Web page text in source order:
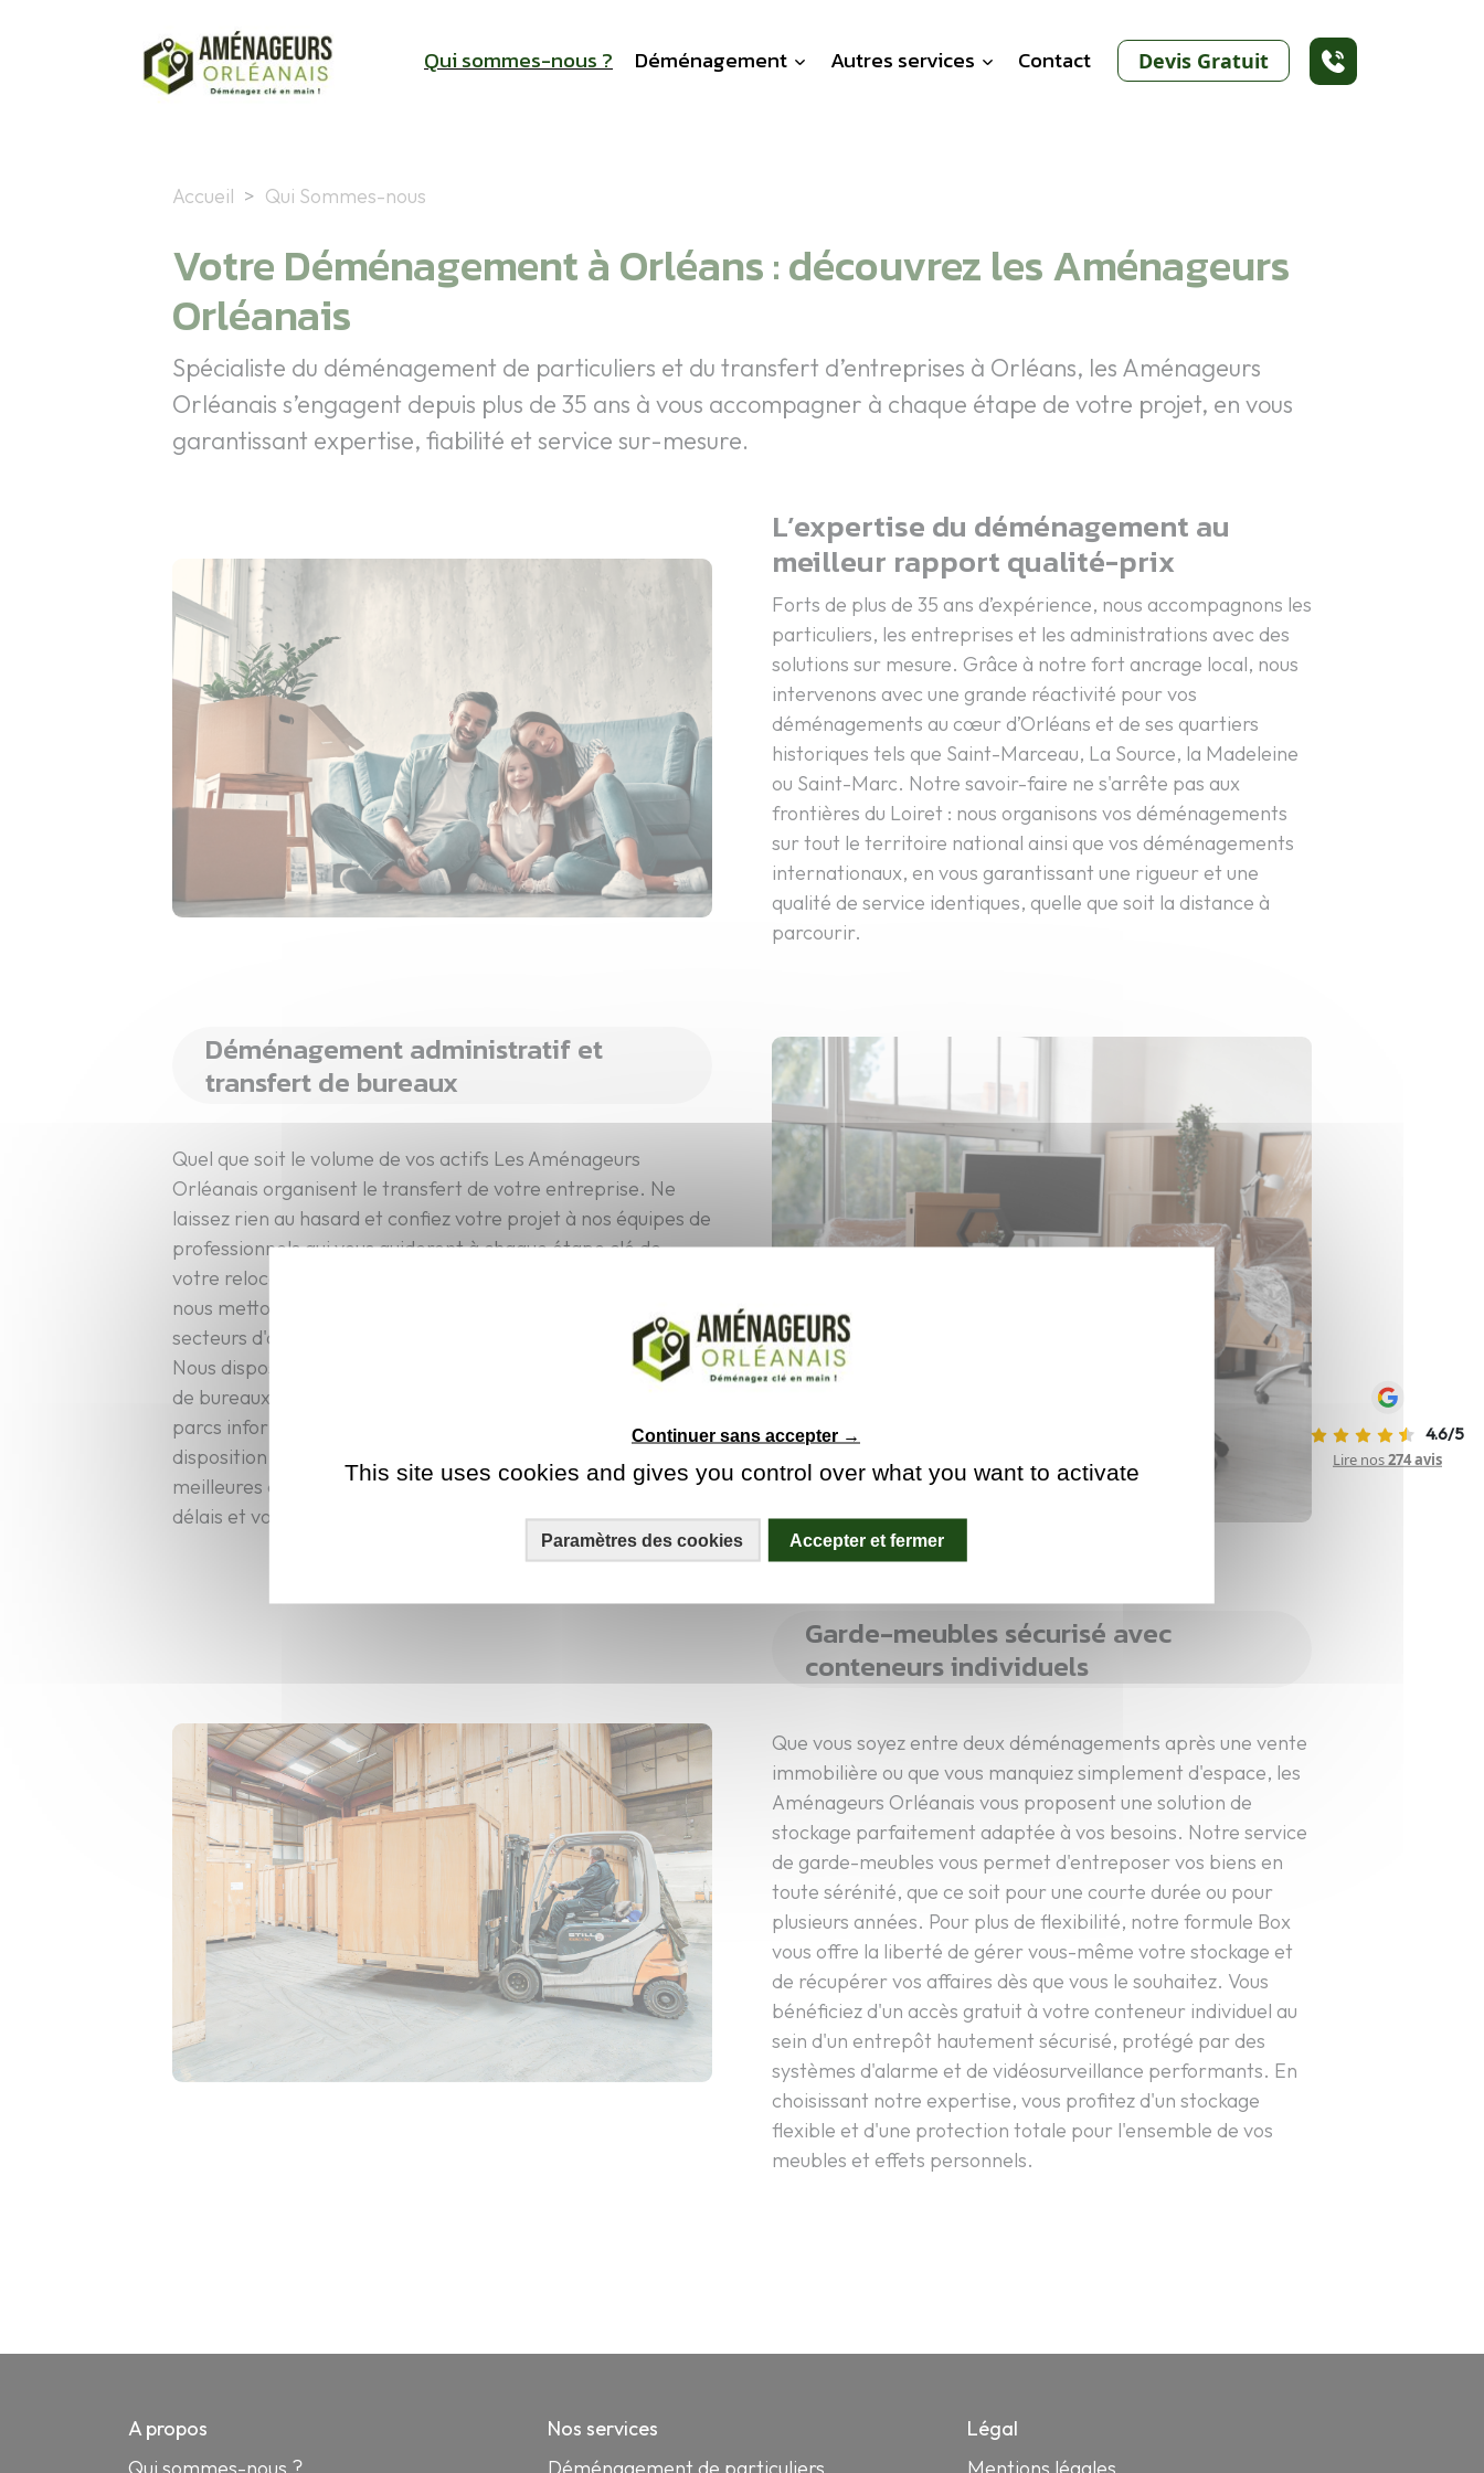
Qui sommes-nous ? Déménagement Autres services Contact Devis Gratuit
4.6/5
Lire nos274 avis
Accueil Qui Sommes-nous
Votre Déménagement à Orléans : découvrez les Aménageurs
Orléanais
Spécialiste du déménagement de particuliers et du transfert d’entreprises à Orléans, les Aménageurs
Orléanais s’engagent depuis plus de 35 ans à vous accompagner à chaque étape de votre projet, en vous
garantissant expertise, fiabilité et service sur-mesure.
L’expertise du déménagement au
meilleur rapport qualité-prix
Forts de plus de 35 ans d’expérience, nous accompagnons les
particuliers, les entreprises et les administrations avec des
solutions sur mesure. Grâce à notre fort ancrage local, nous
intervenons avec une grande réactivité pour vos
déménagements au cœur d’Orléans et de ses quartiers
historiques tels que Saint-Marceau, La Source, la Madeleine
ou Saint-Marc. Notre savoir-faire ne s'arrête pas aux
frontières du Loiret : nous organisons vos déménagements
sur tout le territoire national ainsi que vos déménagements
internationaux, en vous garantissant une rigueur et une
qualité de service identiques, quelle que soit la distance à
parcourir.
Déménagement administratif et
transfert de bureaux
Quel que soit le volume de vos actifs Les Aménageurs
Orléanais organisent le transfert de votre entreprise. Ne
laissez rien au hasard et confiez votre projet à nos équipes de
professionnels qui vous guideront à chaque étape clé de
votre relocalisation. Forts de plus de 35 ans d’expérience,
nous mettons notre savoir-faire au service de tous les
secteurs d'activité pour proposer des solutions sur mesure.
Nous disposons d’une expertise consolidée dans le transfert
de bureaux, de sièges sociaux et la gestion rigoureuse des
parcs informatiques. Nos experts se tiennent à votre
disposition pour planifier votre déménagement dans les
meilleures conditions, en respectant scrupuleusement vos
délais et vos priorités opérationnelles
Garde-meubles sécurisé avec
conteneurs individuels
Que vous soyez entre deux déménagements après une vente
immobilière ou que vous manquiez simplement d'espace, les
Aménageurs Orléanais vous proposent une solution de
stockage parfaitement adaptée à vos besoins. Notre service
de garde-meubles vous permet d'entreposer vos biens en
toute sérénité, que ce soit pour une courte durée ou pour
plusieurs années. Pour plus de flexibilité, notre formule Box
vous offre la liberté de gérer vous-même votre stockage et
de récupérer vos affaires dès que vous le souhaitez. Vous
bénéficiez d'un accès gratuit à votre conteneur individuel au
sein d'un entrepôt hautement sécurisé, protégé par des
systèmes d'alarme et de vidéosurveillance performants. En
choisissant notre expertise, vous profitez d'un stockage
flexible et d'une protection totale pour l'ensemble de vos
meubles et effets personnels.
A propos
Nos services
Légal
Continuer sans accepter →
This site uses cookies and gives you control over what you want to activate
Paramètres des cookies Accepter et fermer